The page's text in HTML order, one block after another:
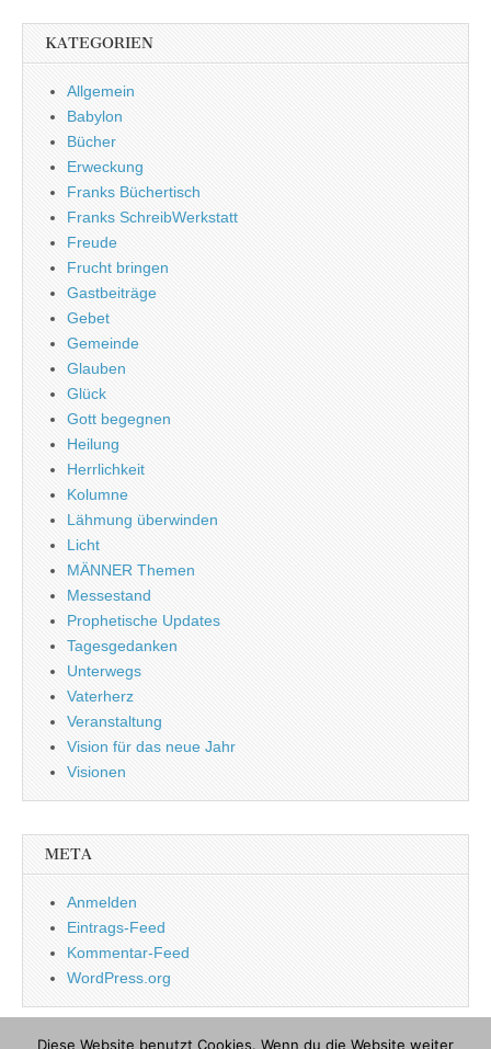
KATEGORIEN
Allgemein
Babylon
Bücher
Erweckung
Franks Büchertisch
Franks SchreibWerkstatt
Freude
Frucht bringen
Gastbeiträge
Gebet
Gemeinde
Glauben
Glück
Gott begegnen
Heilung
Herrlichkeit
Kolumne
Lähmung überwinden
Licht
MÄNNER Themen
Messestand
Prophetische Updates
Tagesgedanken
Unterwegs
Vaterherz
Veranstaltung
Vision für das neue Jahr
Visionen
META
Anmelden
Eintrags-Feed
Kommentar-Feed
WordPress.org
Diese Website benutzt Cookies. Wenn du die Website weiter